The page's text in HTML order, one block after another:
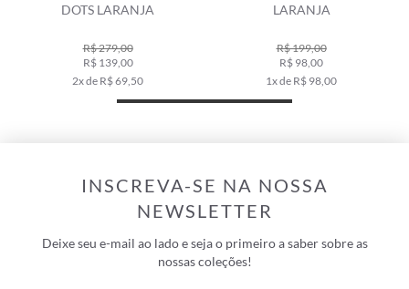
DOTS LARANJA
R$ 279,00
R$ 139,00
2x de R$ 69,50
LARANJA
R$ 199,00
R$ 98,00
1x de R$ 98,00
INSCREVA-SE NA NOSSA
NEWSLETTER
Deixe seu e-mail ao lado e seja o primeiro a saber sobre as
nossas coleções!